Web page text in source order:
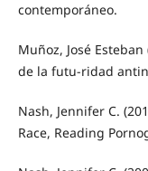
contemporáneo.
Muñoz, José
de la futu-ridad
Nash, Jennifer C.
Race, Reading